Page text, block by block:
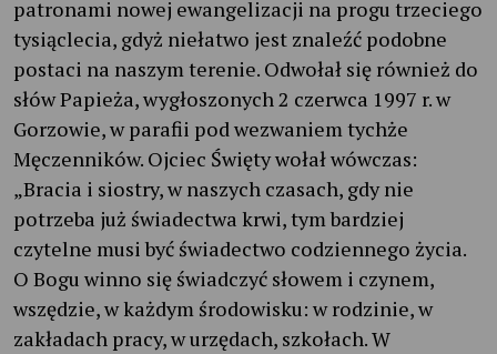
patronami nowej ewangelizacji na progu trzeciego
tysiąclecia, gdyż niełatwo jest znaleźć podobne
postaci na naszym terenie. Odwołał się również do
słów Papieża, wygłoszonych 2 czerwca 1997 r. w
Gorzowie, w parafii pod wezwaniem tychże
Męczenników. Ojciec Święty wołał wówczas:
„Bracia i siostry, w naszych czasach, gdy nie
potrzeba już świadectwa krwi, tym bardziej
czytelne musi być świadectwo codziennego życia.
O Bogu winno się świadczyć słowem i czynem,
wszędzie, w każdym środowisku: w rodzinie, w
zakładach pracy, w urzędach, szkołach. W